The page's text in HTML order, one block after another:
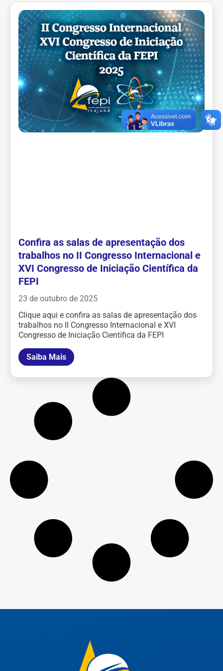
Confira as salas de apresentação dos
trabalhos no II Congresso Internacional e
XVI Congresso de Iniciação Científica da
FEPI
23 de outubro de 2025
Clique aqui e confira as salas de apresentação dos
trabalhos no II Congresso Internacional e XVI
Congresso de Iniciação Científica da FEPI
Saiba Mais